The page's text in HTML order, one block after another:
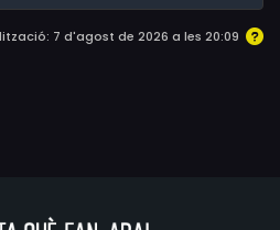
7 d'agost de 2026 a les 20:09